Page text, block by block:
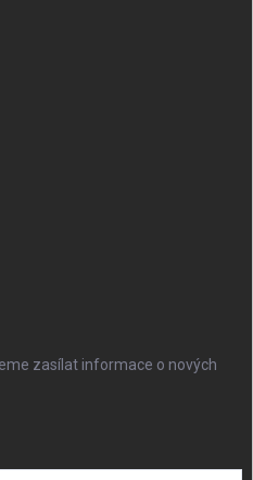
zasílat informace o nových